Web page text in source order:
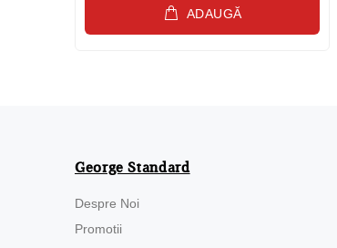
ADAUGĂ
George Standard
Despre Noi
Promotii